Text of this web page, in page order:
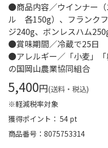
●商品内容／ウインナー
ル 各150g）、フランク
ジ240g、ボンレスハム
●賞味期間／冷蔵で25日
●アレルギー／「小麦」
の国岡山農業協同組合
5,400円(送料・税込)
※軽減税率対象
獲得ポイント： 54 pt
商品番号
8075753314